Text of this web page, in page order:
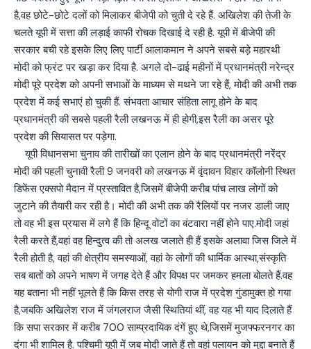
है,वह छोटे-छोटे दलों को मिलाकर बीजेपी को चुती दे रहे हैं. अखिलेश की तेजी के
चलते यूपी में सत्ता की लड़ाई काफी रोचक दिखाई दे रही है. यूपी में बीजेपी की
सरकार बची रहे इसके लिए लिए पार्टी आलाकमान ने अपने सबसे बड़े महारथी
मोदी को फ्रंट पर खड़ा कर दिया है. अगले दो-ढाई महीनों में प्रधानमंत्री नरेन्द्र
मोदी पूरे प्रदेश को अपनी सभाओं के माध्यम से मथने जा रहे हैं, मोदी की अभी तक
प्रदेश में कई सभाएं हो चुकी हैं. संभवता आचार संहिता लागू होने के बाद
प्रधानमंत्री की सबसे पहली रैली लखनऊ में ही होगी,इस रैली का असर पूरे
प्रदेश की सियासत पर पड़ेगा.
यूपी विधानसभा चुनाव की तारीखों का एलान होने के बाद प्रधानमंत्री नरेंद्र
मोदी की पहली चुनावी रैली 9 जनवरी को लखनऊ में वृंदावन विहार कॉलोनी स्थित
डिफेंस एक्सपो मैदान में प्रस्तावित है,जिसमें बीजेपी करीब पांच लाख लोगों को
जुटाने की तैयारी कर रही है। मोदी की अभी तक की रैलियों पर नजर डाली जाए
तो वह भी इस प्रयास में लगे हैं कि हिन्दू वोटों का बंटवारा नहीं होने पाए.मोदी जहां
रैली करते हैं,वहां वह हिन्दुत्व की तो अलख जलाते ही हैं इसके अलावा जिस जिले में
रैली होती है, वहां की क्षेत्रीय समस्याओं, वहां के लोगों की धार्मिक आस्था,संस्कृति
सब बातों को अपने भाषण में जगह देते हैं और विपक्ष पर जमकर हमला बोलते हैं.वह
यह बताना भी नहीं भूलते हैं कि किस तरह से योगी राज में प्रदेश गुंडामुक्त हो गया
है,जबकि अखिलेश राज में जंगलराज जैसी स्थितियां थीं, वह यह भी याद दिलाते हैं
कि सपा सरकार में करीब 700 साम्प्रदायिक दंगें हुए थे,जिसमें मुजफ्फरनगर का
दंगा भी शामिल है. पश्चिमी यूपी में जब मोदी जाते हैं तो वहां पलायन को मुद्दा बनाते हैं